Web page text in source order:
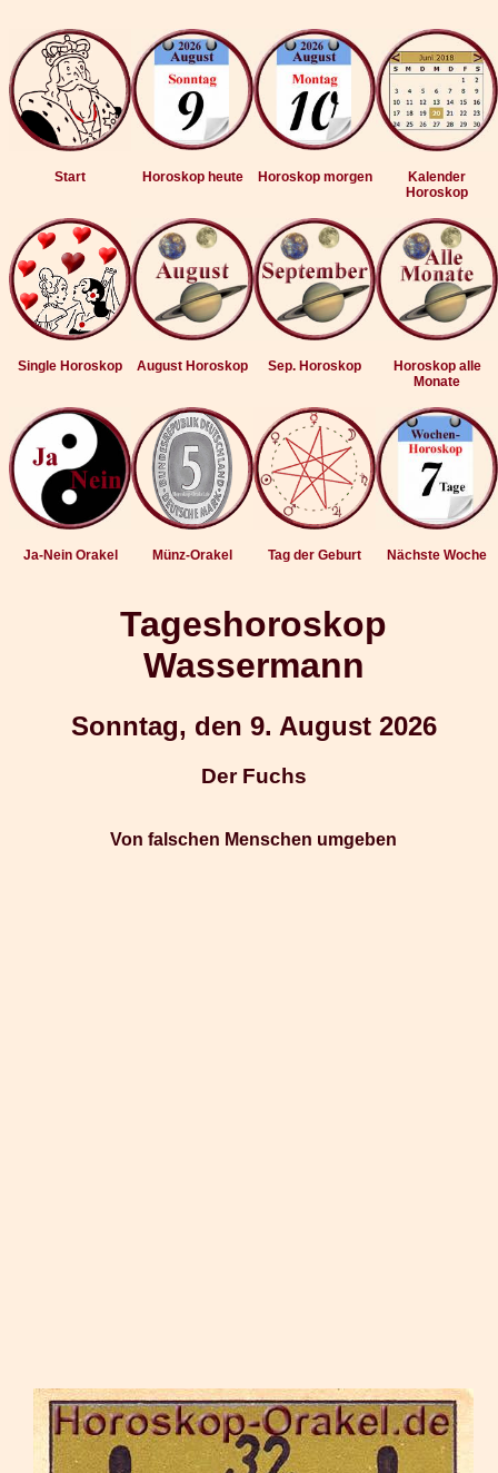
Start Horoskop heute Horoskop morgen
Kalender
Horoskop
Single Horoskop August Horoskop Sep. Horoskop
Horoskop alle
Monate
Ja-Nein Orakel Münz-Orakel Tag der Geburt Nächste Woche
Tageshoroskop
Wassermann
Sonntag, den 9. August 2026
Der Fuchs
Von falschen Menschen umgeben